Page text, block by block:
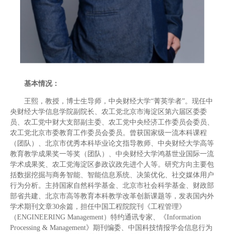
基本情况：
王熙，教授，博士生导师，中央财经大学“菁英学者”。现任中
央财经大学信息学院副院长、农工党北京市海淀区第六届区委委
员、农工党中财大支部副主委、农工党中央经济工作委员会委员、
农工党北京市委教育工作委员会委员。曾获国家级一流本科课程
（团队）、北京市优秀本科毕业论文指导教师、中央财经大学高等
教育教学成果奖一等奖（团队）、中央财经大学鸿基世业国际一流
学术成果奖、农工党海淀区参政议政先进个人等。研究方向主要包
括数据挖掘与商务智能、智能信息系统、决策优化、社交媒体用户
行为分析。主持国家自然科学基金、北京市社会科学基金、财政部
部省共建、北京市高等教育本科教学改革创新课题等，发表国内外
学术期刊文章30余篇，担任中国工程院院刊《工程管理》
（ENGINEERING Management）特约通讯专家、《Information
Processing & Management》期刊编委、中国科技情报学会信息行为